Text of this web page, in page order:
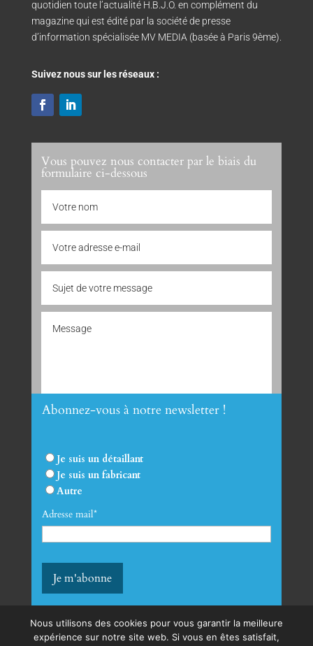
quotidien toute l’actualité H.B.J.O. en complément du
magazine qui est édité par la société de presse
d’information spécialisée MV MEDIA (basée à Paris 9ème).
Suivez nous sur les réseaux :
Vous pouvez nous contacter par le biais du
formulaire ci-dessous
Abonnez-vous à notre newsletter !
Je suis un détaillant
Je suis un fabricant
Autre
Adresse mail*
Nous utilisons des cookies pour vous garantir la meilleure
expérience sur notre site web. Si vous en êtes satisfait,